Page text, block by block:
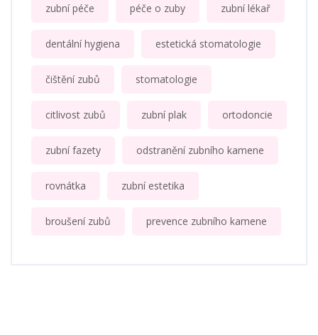
zubní péče péče o zuby zubní lékař
dentální hygiena estetická stomatologie
čištění zubů stomatologie
citlivost zubů zubní plak ortodoncie
zubní fazety odstranění zubního kamene
rovnátka zubní estetika
broušení zubů prevence zubního kamene